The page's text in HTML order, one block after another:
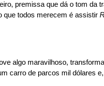
premissa que dá o tom da
que todos merecem é assistir
algo maravilhoso,
carro de parcos mil